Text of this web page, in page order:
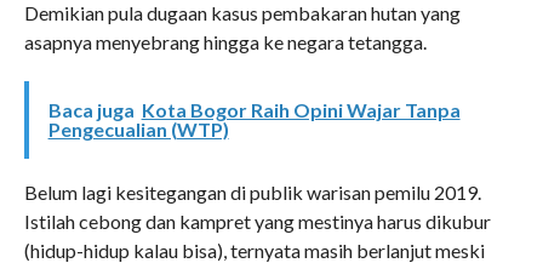
Demikian pula dugaan kasus pembakaran hutan yang
asapnya menyebrang hingga ke negara tetangga.
Baca juga Kota Bogor Raih Opini Wajar Tanpa
Pengecualian (WTP)
Belum lagi kesitegangan di publik warisan pemilu 2019.
Istilah cebong dan kampret yang mestinya harus dikubur
(hidup-hidup kalau bisa), ternyata masih berlanjut meski